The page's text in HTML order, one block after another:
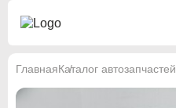
ГлавнаяКаталог автозапчастей